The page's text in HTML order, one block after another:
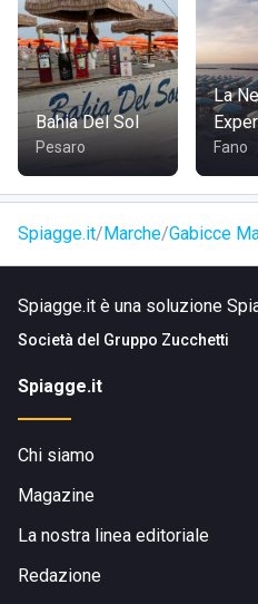
circondata da hotel, ristoranti
da molti altri servizi utili,
Bahia Del Sol
Pesaro
La
Fano
Spiagge.it Marche Gabicce
Spiagge.it è una soluzione
Società del Gruppo Zucchetti
Spiagge.it
Chi siamo
Magazine
La nostra linea editoriale
Redazione